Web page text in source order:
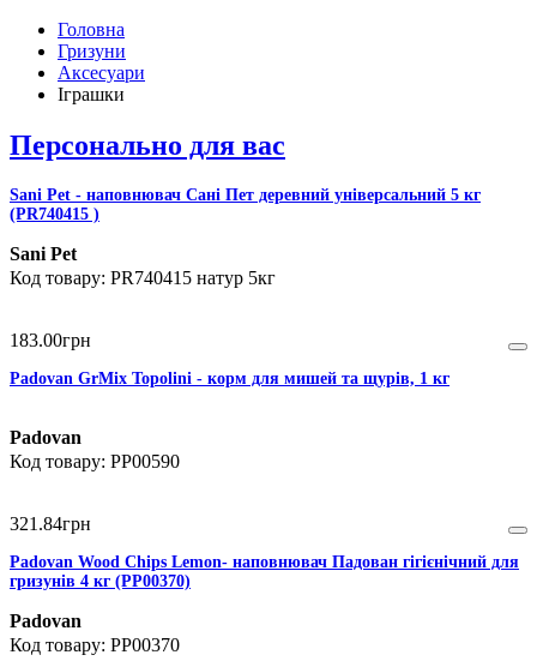
Головна
Гризуни
Аксесуари
Іграшки
Персонально для вас
Sani Pet - наповнювач Сані Пет деревний універсальний 5 кг
(PR740415 )
Sani Pet
PR740415 натур 5кг
183.00грн
Padovan GrMix Topolini - корм для мишей та щурів, 1 кг
Padovan
PP00590
321 .84грн
Padovan Wood Chips Lemon- наповнювач Падован гігієнічний для
гризунів 4 кг (PP00370)
Padovan
PP00370